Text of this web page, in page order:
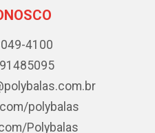
4100
polybalas
Polybalas